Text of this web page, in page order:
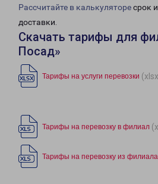
Рассчитайте в калькуляторесрок
доставки.
Скачать тарифы для
Посад»
Тарифы на услуги перевозки
Тарифы на перевозку в филиал
Тарифы на перевозку из филиала